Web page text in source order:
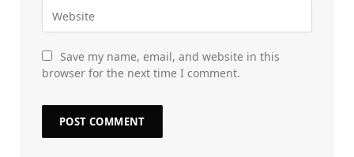
Save my name, email, and website in this
browser for the next time I comment.